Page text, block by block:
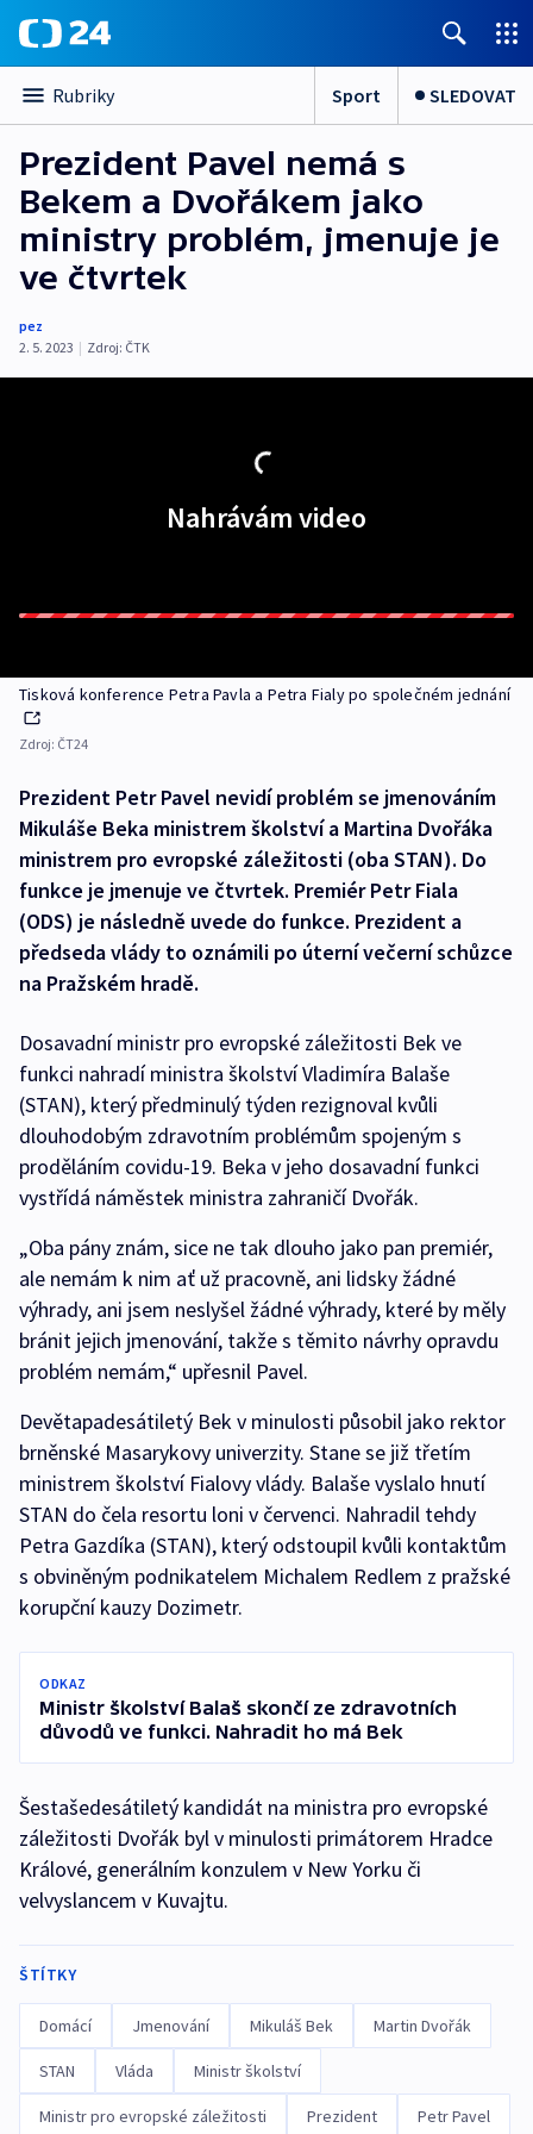
Rubriky Sport SLEDOVAT
Prezident Pavel nemá s
Bekem a Dvořákem jako
ministry problém, jmenuje je
ve čtvrtek
pez
2. 5. 2023 | Zdroj: ČTK
Nahrávám video
Tisková konference Petra Pavla a Petra Fialy po společném jednání
Zdroj: ČT24
Prezident Petr Pavel nevidí problém se jmenováním
Mikuláše Beka ministrem školství a Martina Dvořáka
ministrem pro evropské záležitosti (oba STAN). Do
funkce je jmenuje ve čtvrtek. Premiér Petr Fiala
(ODS) je následně uvede do funkce. Prezident a
předseda vlády to oznámili po úterní večerní schůzce
na Pražském hradě.
Dosavadní ministr pro evropské záležitosti Bek ve
funkci nahradí ministra školství Vladimíra Balaše
(STAN), který předminulý týden rezignoval kvůli
dlouhodobým zdravotním problémům spojeným s
proděláním covidu-19. Beka v jeho dosavadní funkci
vystřídá náměstek ministra zahraničí Dvořák.
„Oba pány znám, sice ne tak dlouho jako pan premiér,
ale nemám k nim ať už pracovně, ani lidsky žádné
výhrady, ani jsem neslyšel žádné výhrady, které by měly
bránit jejich jmenování, takže s těmito návrhy opravdu
problém nemám,“ upřesnil Pavel.
Devětapadesátiletý Bek v minulosti působil jako rektor
brněnské Masarykovy univerzity. Stane se již třetím
ministrem školství Fialovy vlády. Balaše vyslalo hnutí
STAN do čela resortu loni v červenci. Nahradil tehdy
Petra Gazdíka (STAN), který odstoupil kvůli kontaktům
s obviněným podnikatelem Michalem Redlem z pražské
korupční kauzy Dozimetr.
ODKAZ
Ministr školství Balaš skončí ze zdravotních
důvodů ve funkci. Nahradit ho má Bek
Šestašedesátiletý kandidát na ministra pro evropské
záležitosti Dvořák byl v minulosti primátorem Hradce
Králové, generálním konzulem v New Yorku či
velvyslancem v Kuvajtu.
ŠTÍTKY
Domácí Jmenování Mikuláš Bek Martin Dvořák
STAN Vláda Ministr školství
Ministr pro evropské záležitosti Prezident Petr Pavel